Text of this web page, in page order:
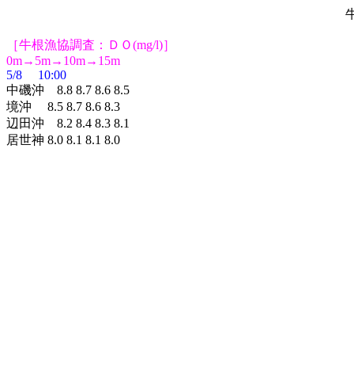
［牛根漁協調査：ＤＯ(mg/l)］
0m→5m→10m→15m
5/8 10:00
中磯沖 8.8 8.7 8.6 8.5
境沖 8.5 8.7 8.6 8.3
辺田沖 8.2 8.4 8.3 8.1
居世神 8.0 8.1 8.1 8.0